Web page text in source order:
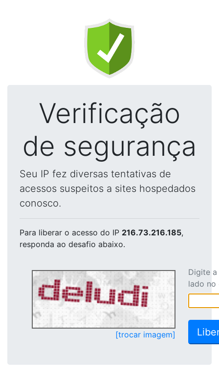
Verificação
de segurança
Seu IP fez diversas tentativas de
acessos suspeitos a sites hospedados
conosco.
Para liberar o acesso do IP 216.73.216.185,
responda ao desafio abaixo.
[trocar imagem]
Digite
lado no